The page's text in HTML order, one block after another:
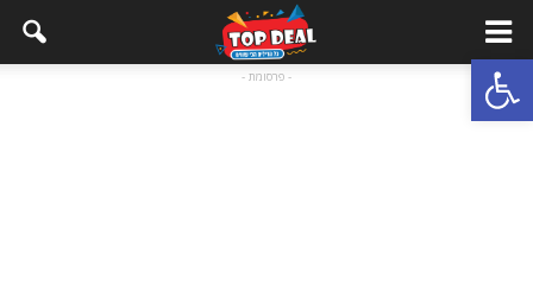
Open toolbar - פרסומת -